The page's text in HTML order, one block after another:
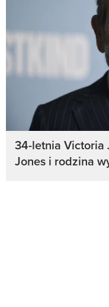
34-letnia Victoria
Jones i rodzina